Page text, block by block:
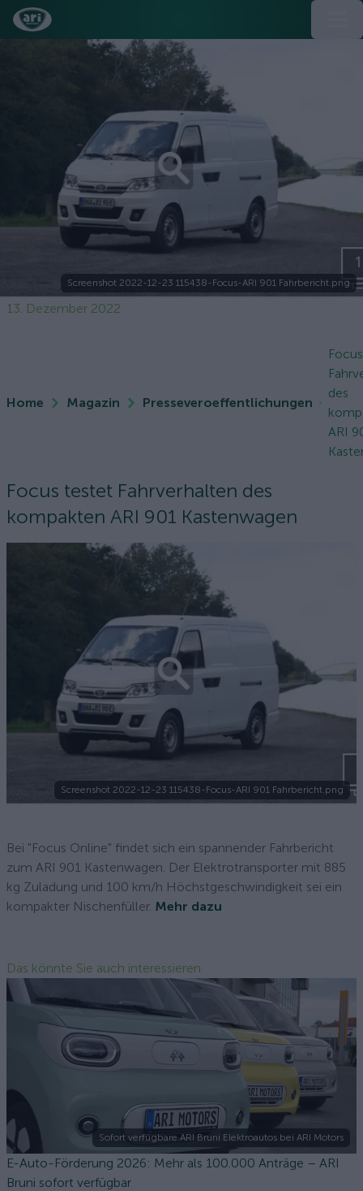
Screenshot 2022-12-23 115438-Focus-ARI 901 Fahrbericht.png
13. Dezember 2022
Home Magazin Presseveroeffentlichungen
des
ARI
Focus testet Fahrverhalten des
kompakten ARI 901 Kastenwagen
Screenshot 2022-12-23 115438-Focus-ARI 901 Fahrbericht.png
Bei "Focus Online" findet sich ein spannender Fahrbericht
zum ARI 901 Kastenwagen. Der Elektrotransporter mit 885
kg Zuladung und 100 km/h Höchstgeschwindigkeit sei ein
kompakter Nischenfüller. Mehr dazu
Das könnte Sie auch interessieren
Sofort verfügbare ARI Bruni Elektroautos bei ARI Motors
E-Auto-Förderung 2026: Mehr als 100.000 Anträge – ARI
Bruni sofort verfügbar